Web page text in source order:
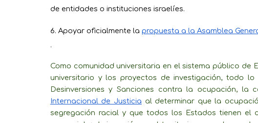
de entidades o instituciones israelíes.
6. Apoyar oficialmente la propuesta a la Asamblea
.
Como comunidad universitaria en el sistema público de
universitario y los proyectos de investigación, todo
Desinversiones y Sanciones contra la ocupación, la
Internacional de Justicia al determinar que la
segregación racial y que todos los Estados tienen